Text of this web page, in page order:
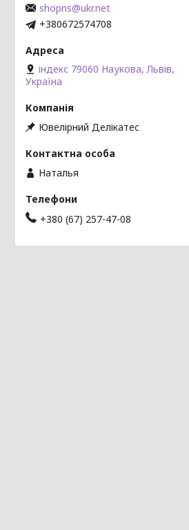
shopns@ukr.net
+380672574708
індекс 79060 Наукова, Львів,
Україна
Ювелірний Делікатес
Наталья
+380 (67) 257-47-08